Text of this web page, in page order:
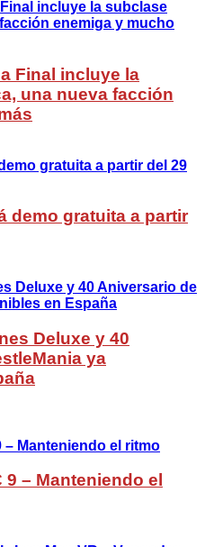
Final incluye la
una nueva facción
demo gratuita a partir
Deluxe y 40
ya
– Manteniendo el